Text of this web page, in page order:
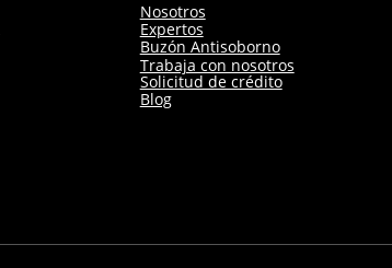
Nosotros
Expertos
Buzón Antisoborno
Trabaja con nosotros
Solicitud de crédito
Blog